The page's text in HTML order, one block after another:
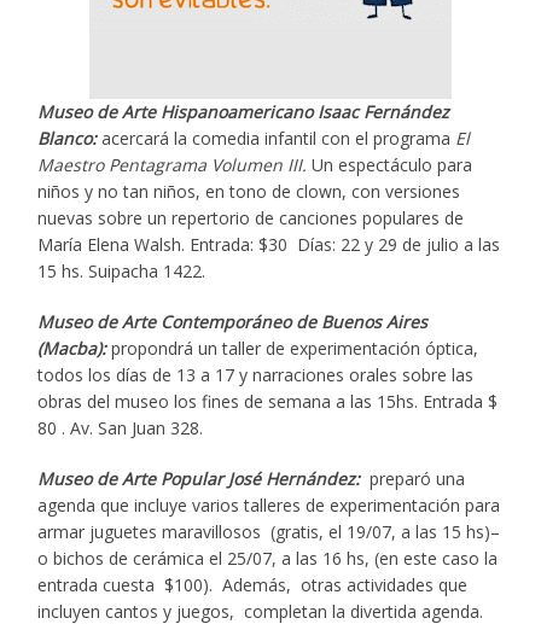
Museo de Arte Hispanoamericano Isaac Fernández
Blanco:acercará la comedia infantil con el programa El
Maestro Pentagrama Volumen III. Un espectáculo para
niños y no tan niños, en tono de clown, con versiones
nuevas sobre un repertorio de canciones populares de
María Elena Walsh. Entrada: $30 Días: 22 y 29 de julio a las
15 hs. Suipacha 1422.
Museo de Arte Contemporáneo de Buenos Aires
(Macba):propondrá un taller de experimentación óptica,
todos los días de 13 a 17 y narraciones orales sobre las
obras del museo los fines de semana a las 15hs. Entrada $
80 . Av. San Juan 328.
Museo de Arte Popular José Hernández: preparó una
agenda que incluye varios talleres de experimentación para
armar juguetes maravillosos (gratis, el 19/07, a las 15 hs)–
o bichos de cerámica el 25/07, a las 16 hs, (en este caso la
entrada cuesta $100). Además, otras actividades que
incluyen cantos y juegos, completan la divertida agenda.